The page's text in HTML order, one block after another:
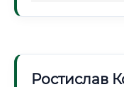
Ростислав